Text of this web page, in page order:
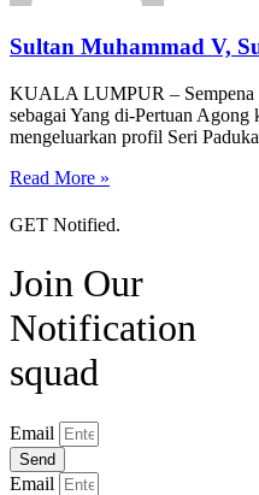
Sultan Muhammad V,
KUALA LUMPUR – Sempena
sebagai Yang di-Pertuan Agong
mengeluarkan profil Seri
Read More »
GET Notified.
Join Our
Notification
squad
Email
Send
Email